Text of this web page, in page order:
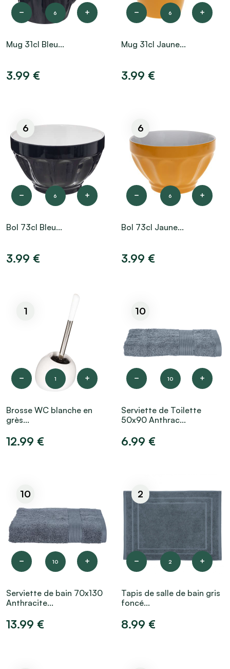
6
Mug 31cl Bleu...
3.99 €
6
Mug 31cl Jaune...
3.99 €
6
6
Bol 73cl Bleu...
3.99 €
6
6
Bol 73cl Jaune...
3.99 €
1
1
Brosse WC blanche en
grès...
12.99 €
10
10
Serviette de Toilette
50x90 Anthrac...
6.99 €
10
10
Serviette de bain 70x130
Anthracite...
13.99 €
2
2
Tapis de salle de bain gris
foncé...
8.99 €